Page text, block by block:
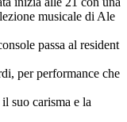
musicale di Ale
passa al resident
per performance che
suo carisma e la